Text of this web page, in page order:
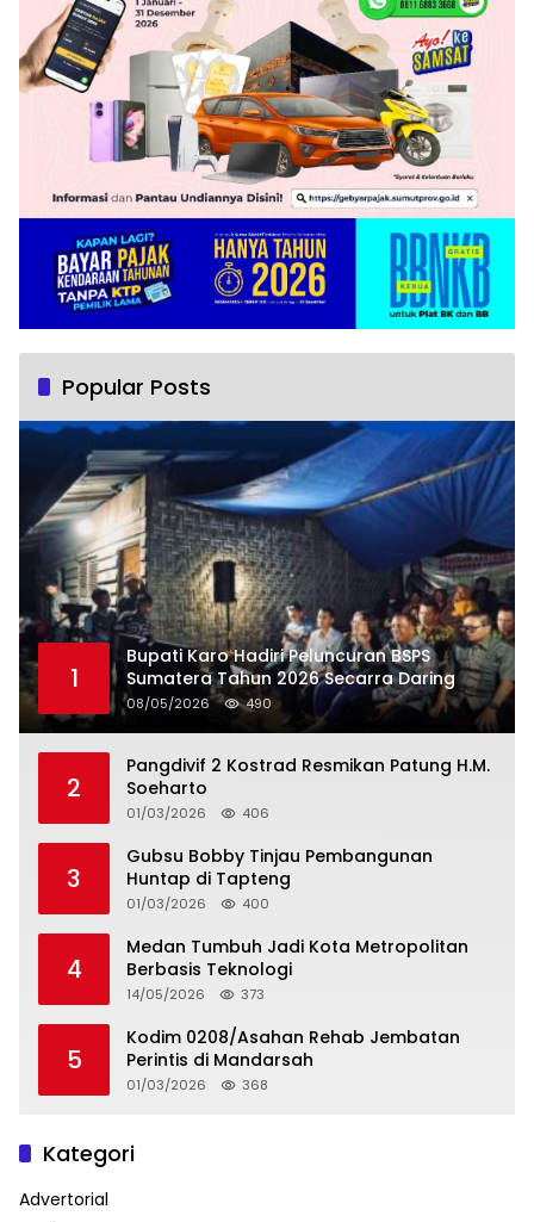
Popular Posts
1
Bupati Karo Hadiri Peluncuran BSPS
Sumatera Tahun 2026 Secarra Daring
08/05/2026 490
2
Pangdivif 2 Kostrad Resmikan Patung H.M.
Soeharto
01/03/2026 406
3
Gubsu Bobby Tinjau Pembangunan
Huntap di Tapteng
01/03/2026 400
4
Medan Tumbuh Jadi Kota Metropolitan
Berbasis Teknologi
14/05/2026 373
5
Kodim 0208/Asahan Rehab Jembatan
Perintis di Mandarsah
01/03/2026 368
Kategori
Advertorial